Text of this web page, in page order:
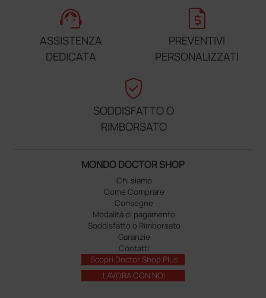
support_agent
ASSISTENZA
DEDICATA
request_quote
PREVENTIVI
PERSONALIZZATI
verified_user
SODDISFATTO O
RIMBORSATO
MONDO DOCTOR SHOP
Chi siamo
Come Comprare
Consegne
Modalità di pagamento
Soddisfatto o Rimborsato
Garanzie
Contatti
Scopri Doctor Shop Plus
LAVORA CON NOI